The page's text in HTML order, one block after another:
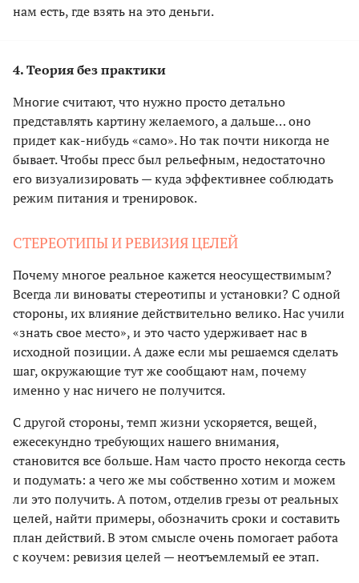
нам есть, где взять на это деньги.
4. Теория без практики
Многие считают, что нужно просто детально
представлять картину желаемого, а дальше… оно
придет как-нибудь «само». Но так почти никогда не
бывает. Чтобы пресс был рельефным, недостаточно
его визуализировать — куда эффективнее соблюдать
режим питания и тренировок.
СТЕРЕОТИПЫ И РЕВИЗИЯ ЦЕЛЕЙ
Почему многое реальное кажется неосуществимым?
Всегда ли виноваты стереотипы и установки? С одной
стороны, их влияние действительно велико. Нас учили
«знать свое место», и это часто удерживает нас в
исходной позиции. А даже если мы решаемся сделать
шаг, окружающие тут же сообщают нам, почему
именно у нас ничего не получится.
С другой стороны, темп жизни ускоряется, вещей,
ежесекундно требующих нашего внимания,
становится все больше. Нам часто просто некогда сесть
и подумать: а чего же мы собственно хотим и можем
ли это получить. А потом, отделив грезы от реальных
целей, найти примеры, обозначить сроки и составить
план действий. В этом смысле очень помогает работа
с коучем: ревизия целей — неотъемлемый ее этап.